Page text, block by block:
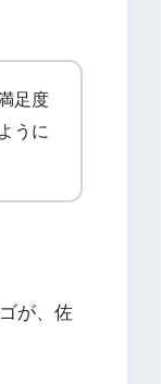
足度
うに
が、佐